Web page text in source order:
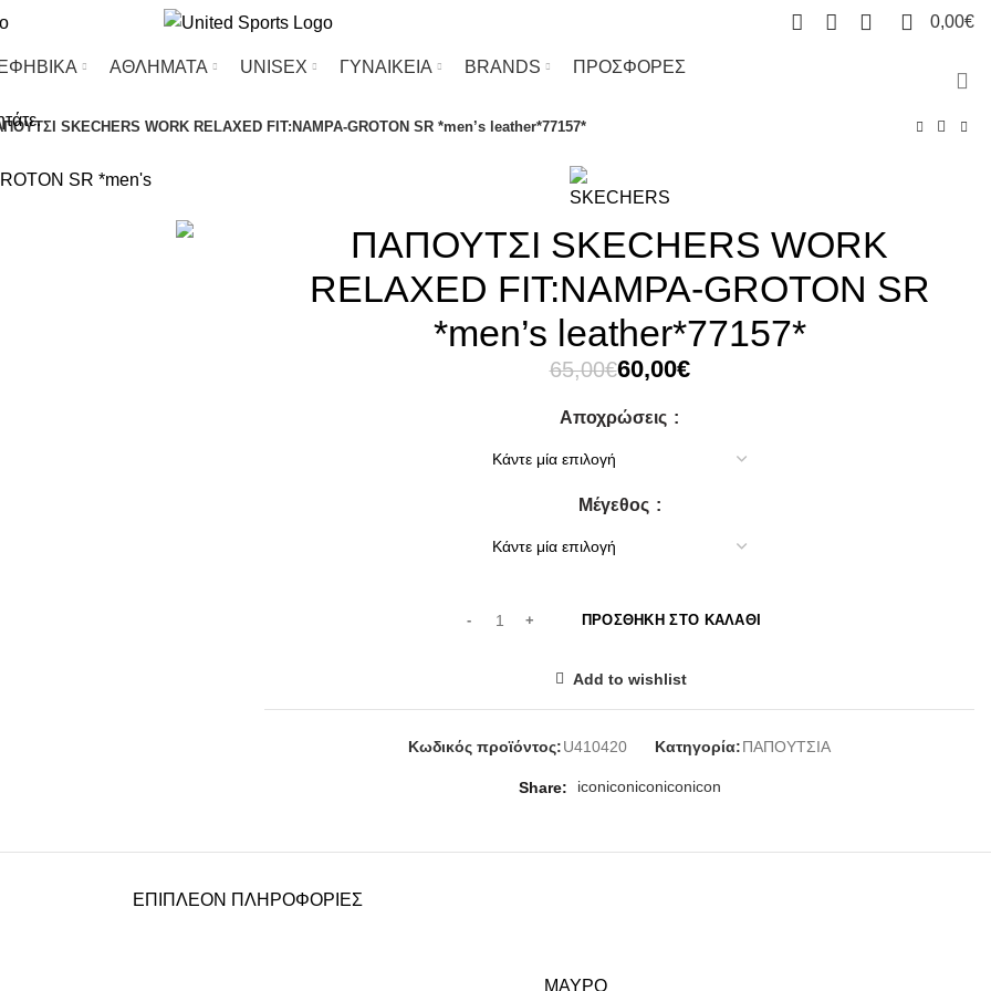
0,00€
ΑΘΛΗΜΑΤΑ UΝΙSΕΧ ΓΥΝΑΙΚΕΙΑ BRANDS ΠΡΟΣΦΟΡΕΣ
SKECHERS WORK RELAXED FIT:NAMPA-GROTON SR *men’s leather*77157*
ΠΑΠΟΥΤΣΙ SKECHERS WORK
RELAXED FIT:NAMPA-GROTON SR
*men’s leather*77157*
65,00€Original
was:
60,00€Η
είναι:
Αποχρώσεις
Μέγεθος
ΠΡΟΣΘΉΚΗ ΣΤΟ ΚΑΛΆΘΙ
Add to wishlist
Κωδικός προϊόντος:U410420 Κατηγορία:ΠΑΠΟΥΤΣΙΑ
Share iconiconiconiconicon
ΕΠΙΠΛΈΟΝ ΠΛΗΡΟΦΟΡΊΕΣ
ΜΑΥΡΟ